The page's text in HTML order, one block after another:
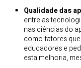
Qualidade das
entre as
nas ciências do
como fatores
educadores e
esta melhoria,